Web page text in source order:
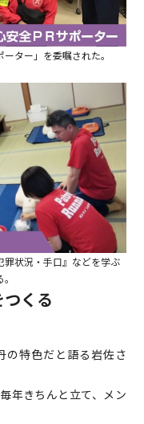
ター」を委嘱された。
罪状況・手口』などを学ぶ
くる
の特色だと語る岩佐さ
年きちんと立て、メン